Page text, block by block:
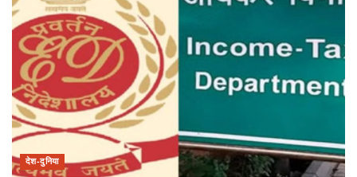
देश-दुनिया